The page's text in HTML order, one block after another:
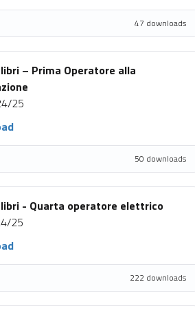
47 downloads
– Prima Operatore alla
25
50 downloads
libri - Quarta operatore elettrico
25
222 downloads